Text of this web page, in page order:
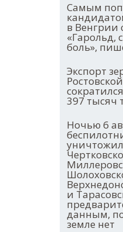
Самым
в Венгрии
боль»,
Экспорт
397 тысяч
Ночью 6
и
данным,
земле нет